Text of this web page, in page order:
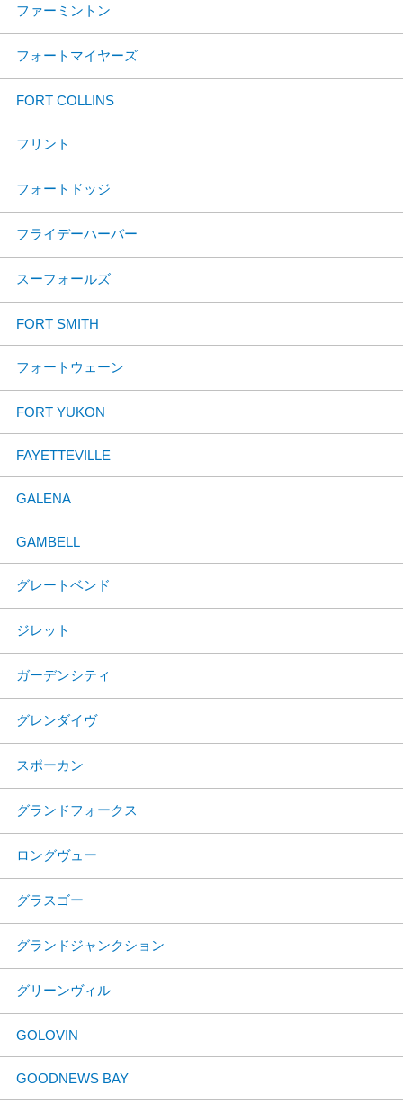
ファーミントン
フォートマイヤーズ
FORT COLLINS
フリント
フォートドッジ
フライデーハーバー
スーフォールズ
FORT SMITH
フォートウェーン
FORT YUKON
FAYETTEVILLE
GALENA
GAMBELL
グレートベンド
ジレット
ガーデンシティ
グレンダイヴ
スポーカン
グランドフォークス
ロングヴュー
グラスゴー
グランドジャンクション
グリーンヴィル
GOLOVIN
GOODNEWS BAY